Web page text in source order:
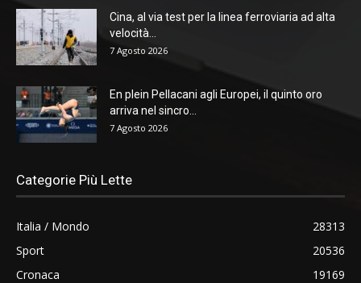
Cina, al via test per la linea ferroviaria ad alta
velocità...
7 Agosto 2026
En plein Pellacani agli Europei, il quinto oro
arriva nel sincro...
7 Agosto 2026
Categorie Più Lette
Italia / Mondo
28313
Sport
20536
Cronaca
19169